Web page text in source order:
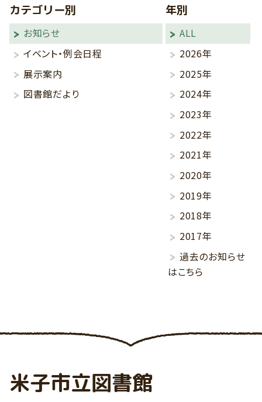
カテゴリー別
お知らせ
イベント・例会日程
展示案内
図書館だより
年別
ALL
2026年
2025年
2024年
2023年
2022年
2021年
2020年
2019年
2018年
2017年
過去のお知らせ
はこちら
米子市立図書館